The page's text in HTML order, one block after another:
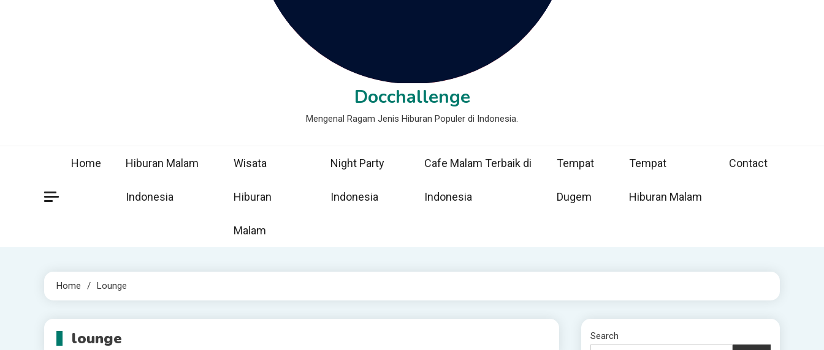
Docchallenge
Mengenal Ragam Jenis Hiburan Populer di Indonesia.
Home Hiburan Malam
Indonesia
Wisata
Hiburan
Malam
Night Party
Indonesia
Cafe Malam Terbaik di
Indonesia
Tempat
Dugem
Tempat
Hiburan Malam
Contact
Home Lounge
lounge Search